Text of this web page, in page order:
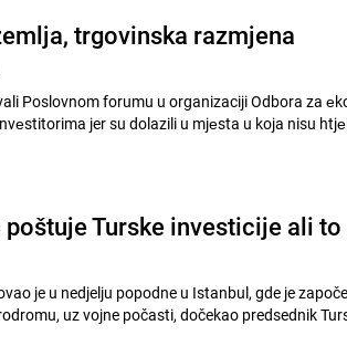
trgovinska razmjena
Poslovnom forumu u organizaciji Odbora za
jer su dolazili u mjеsta u koja nisu
Turske investicije ali to
je u nedjelju popodne u Istanbul, gde je
uz vojne počasti, dočekao predsednik